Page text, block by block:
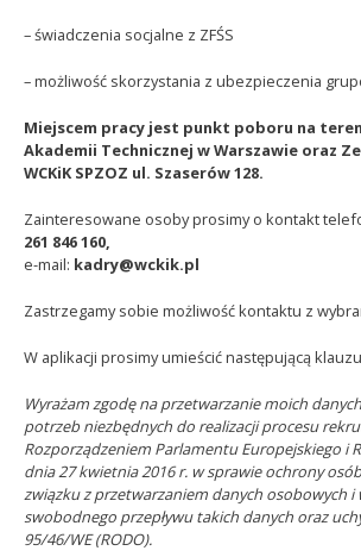
– świadczenia socjalne z ZFŚS
– możliwość skorzystania z ubezpieczenia
Miejscem pracy jest punkt poboru na
Akademii Technicznej w Warszawie oraz
WCKiK SPZOZ ul. Szaserów 128.
Zainteresowane osoby prosimy o kontakt
261 846 160,
e-mail: kadry@wckik.pl
Zastrzegamy sobie możliwość kontaktu z
W aplikacji prosimy umieścić następującą
Wyrażam zgodę na przetwarzanie moich
potrzeb niezbędnych do realizacji procesu
Rozporządzeniem Parlamentu Europejskiego i
dnia 27 kwietnia 2016 r. w sprawie ochrony
związku z przetwarzaniem danych osobowych i
swobodnego przepływu takich danych oraz
95/46/WE (RODO).